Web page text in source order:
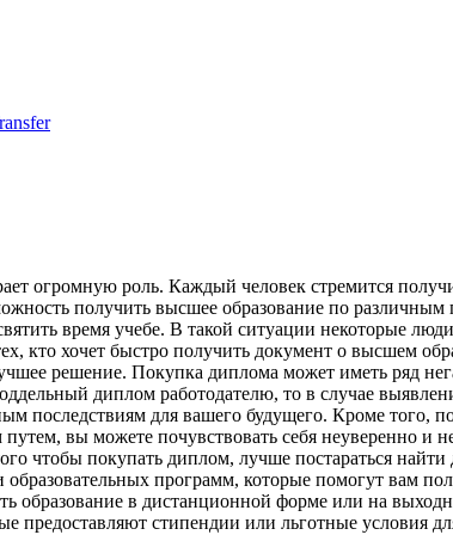
огромную роль. Каждый человек стремится
получить высшее образование по
время учебе. В такой ситуации некоторые
кто хочет быстро получить документ о высшем
решение. Покупка диплома может иметь ряд
диплом работодателю, то в случае
последствиям для вашего будущего. Кроме того,
вы можете почувствовать себя неуверенно и
чтобы покупать диплом, лучше постараться
программ, которые помогут вам
образование в дистанционной форме или на
стипендии или льготные условия